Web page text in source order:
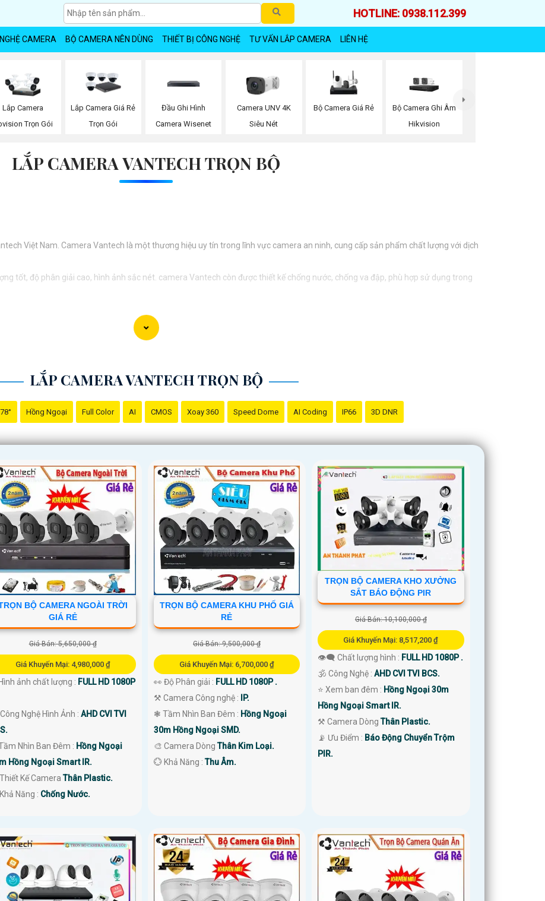
HOTLINE: 0938.112.399
CAMERA BỘ CAMERA NÊN DÙNG THIẾT BỊ CÔNG NGHỆ TƯ VẤN LẮP CAMERA LIÊN HỆ
Lắp Camera
Trọn Gói
Lắp Camera Giá Rẻ
Trọn Gói
Đầu Ghi Hình
Camera Wisenet
Camera UNV 4K
Siêu Nét
Bộ Camera Giá Rẻ
Bộ Camera Ghi Âm
Hikvision
LẮP CAMERA VANTECH TRỌN BỘ
Việt Nam. Camera Vantech là một thương hiệu uy tín trong lĩnh vực camera an ninh, cung cấp sản phẩm chất lượng với dịch
tốt, độ phân giải cao, hình ảnh sắc nét. camera Vantech còn được thiết kế chống nước, chống va đập, phù hợp sử dụng trong
tư vấn, hãy liên hệ với đại lý phân phối chính thức của Vantech để được hỗ trợ tốt nhất.
LẮP CAMERA VANTECH TRỌN BỘ
78° Hồng Ngoại Full Color AI CMOS Xoay 360 Speed Dome AI Coding IP66 3D DNR
BỘ CAMERA NGOÀI TRỜI
GIÁ RẺ
Giá Bán: 5,650,000 ₫
Giá Khuyến Mại: 4,980,000 ₫
ảnh chất lượng : FULL HD 1080P
Nghệ Hình Ảnh :AHD CVI TVI
Nhìn Ban Đêm : Hồng Ngoại
Hồng Ngoại Smart IR.
Kế CameraThân Plastic.
Năng : Chống Nước.
TRỌN BỘ CAMERA KHU PHỐ GIÁ
RẺ
Giá Bán: 9,500,000 ₫
Giá Khuyến Mại: 6,700,000 ₫
👀 Độ Phân giải : FULL HD 1080P .
⚒ Camera Công nghệ :
IP.
❃ Tầm Nhìn Ban Đêm : Hồng Ngoại
30m Hồng Ngoại SMD.
🎨 Camera DòngThân Kim Loại.
️💮 Khả Năng :Thu Âm.
TRỌN BỘ CAMERA KHO XƯỞNG
SẮT BÁO ĐỘNG PIR
Giá Bán: 10,100,000 ₫
Giá Khuyến Mại: 8,517,200 ₫
👁️‍🗨 Chất lượng hình : FULL HD 1080P .
🕉️ Công Nghệ :AHD CVI TVI BCS.
⭐ Xem ban đêm : Hồng Ngoại 30m
Hồng Ngoại Smart IR.
⚒ Camera DòngThân Plastic.
️📡 Ưu Điểm : Báo Động Chuyển Trộm
PIR.